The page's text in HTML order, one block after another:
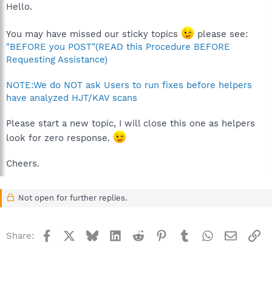
Hello.
You may have missed our sticky topics
please see:
"BEFORE you POST"(READ this Procedure BEFORE
Requesting Assistance)
NOTE:We do NOT ask Users to run fixes before helpers
have analyzed HJT/KAV scans
Please start a new topic, I will close this one as helpers
look for zero response.
Cheers.
Not open for further replies.
Share: Facebook BlueskyLinkedInReddit Pinterest
TumblrWhatsApp
Email